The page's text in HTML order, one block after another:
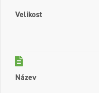
Velikost
Název